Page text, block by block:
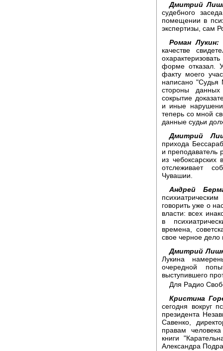
Дмитрий
судебного
помещении в
экспертизы, сам
Роман Лукин:
качестве
форме отказал.
факту моего
написано "Судья
стороны
сокрытие
и иные
теперь со мной
данные судьи
Дмитрий
прихода
и преподаватель
из
отслеживает
Чувашии.
Андрей
говорить уже о
власти: всех
в
времена,
свое черное дело
Дмитрий
Лукина
очередной
выступившего
Для Радио
Кристина
сегодня вокруг
президента
Савенко,
правам
книги
Александра